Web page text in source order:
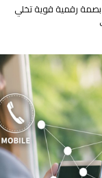
رقمية قوية تخلي